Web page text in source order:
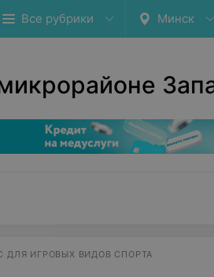
Все рубрики Минск
ИГРОВЫХ ВИДОВ СПОРТА